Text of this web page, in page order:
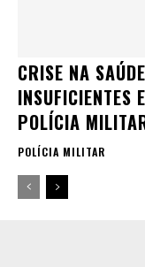
CRISE NA
INSUFICIENTES
POLÍCIA
POLÍCIA MILITAR